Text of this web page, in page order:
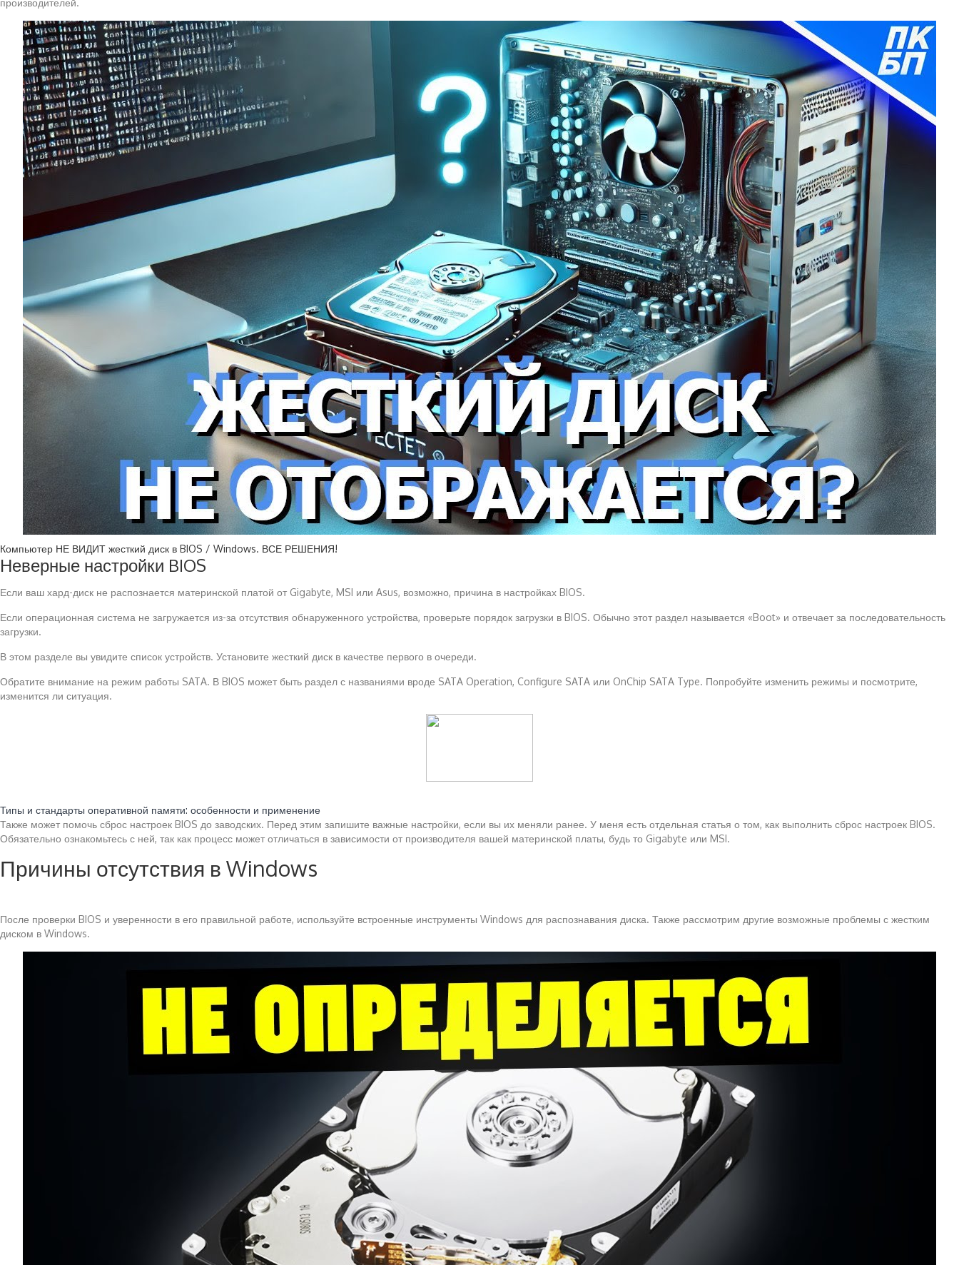
производителей.
Компьютер НЕ ВИДИТ жесткий диск в BIOS / Windows. ВСЕ РЕШЕНИЯ!
Неверные настройки BIOS
Если ваш хард-диск не распознается материнской платой от Gigabyte, MSI или Asus, возможно, причина в настройках BIOS.
Если операционная система не загружается из-за отсутствия обнаруженного устройства, проверьте порядок загрузки в BIOS. Обычно этот раздел называется «Boot» и отвечает за последовательность
загрузки.
В этом разделе вы увидите список устройств. Установите жесткий диск в качестве первого в очереди.
Обратите внимание на режим работы SATA. В BIOS может быть раздел с названиями вроде SATA Operation, Configure SATA или OnChip SATA Type. Попробуйте изменить режимы и посмотрите,
изменится ли ситуация.
Типы и стандарты оперативной памяти: особенности и применение
Также может помочь сброс настроек BIOS до заводских. Перед этим запишите важные настройки, если вы их меняли ранее. У меня есть отдельная статья о том, как выполнить сброс настроек BIOS.
Обязательно ознакомьтесь с ней, так как процесс может отличаться в зависимости от производителя вашей материнской платы, будь то Gigabyte или MSI.
Причины отсутствия в Windows
После проверки BIOS и уверенности в его правильной работе, используйте встроенные инструменты Windows для распознавания диска. Также рассмотрим другие возможные проблемы с жестким
диском в Windows.